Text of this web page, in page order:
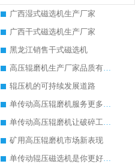
广西湿式磁选机生产厂家
广西干式磁选机生产厂家
黑龙江销售干式磁选机
高压辊磨机生产厂家品质有保证
辊压机的可持续发展道路
单传动高压辊磨机服务更多大众客户
单传动高压辊磨机让破碎工作如此简单
矿用高压辊磨机市场新表现
单传动辊压磁选机是你更好的选择